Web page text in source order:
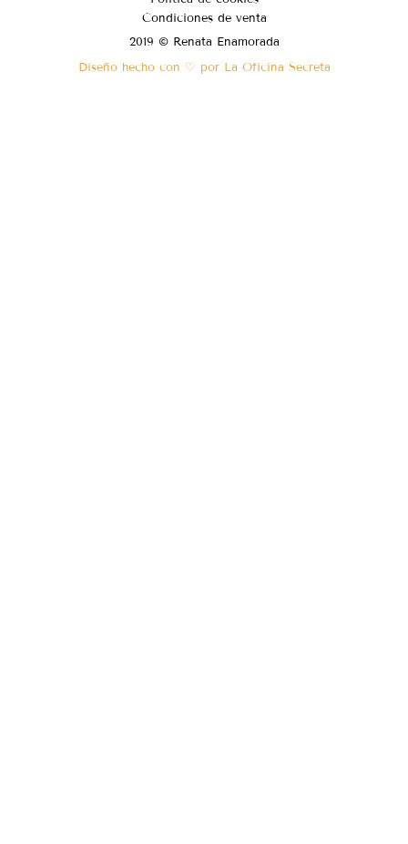
Condiciones de venta
2019 © Renata Enamorada
Diseño hecho con ♡ por La Oficina Secreta